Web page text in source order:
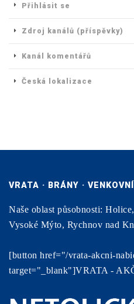
Přihlásit se
Zdroj kanálů (příspěvky)
Kanál komentářů
Česká lokalizace
VRATA · BRÁNY ·
Naše oblast působnosti:
Vysoké Mýto, Rychnov nad
[button href="/vrata-akcni-
target="_blank"]VRATA -